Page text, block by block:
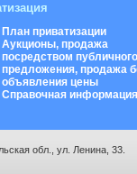
План приватизации
Аукционы, продажа
посредством публичного
предложения, продажа
объявления цены
Справочная информация
обл., ул. Ленина, 33.